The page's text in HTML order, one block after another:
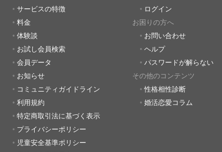
サービスの特徴
料金
体験談
お試し会員検索
会員データ
お知らせ
コミュニティガイドライン
利用規約
特定商取引法に基づく表示
プライバシーポリシー
児童安全基準ポリシー
ログイン
お困りの方へ
お問い合わせ
ヘルプ
パスワードが解らない
その他のコンテンツ
性格相性診断
婚活恋愛コラム